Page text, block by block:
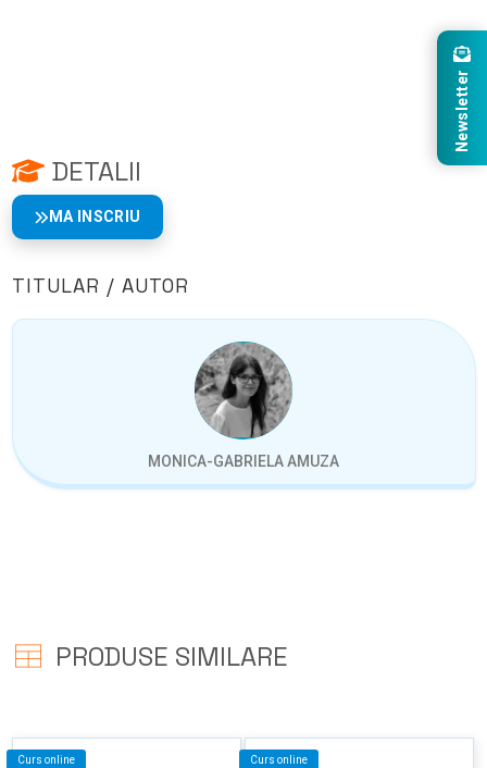
DETALII
MA INSCRIU
TITULAR / AUTOR
MONICA-GABRIELA AMUZA
PRODUSE SIMILARE
Curs online Curs online
Newsletter